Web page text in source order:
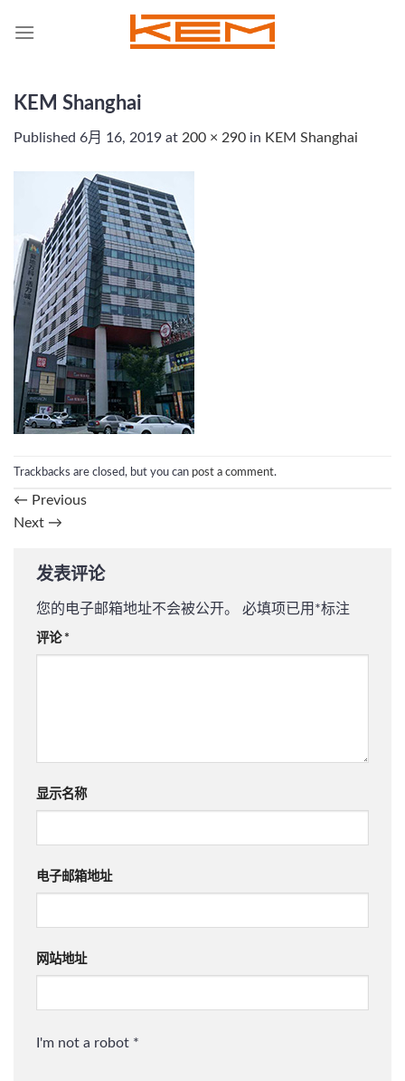
KEM Shanghai
Published 6月 16, 2019 at 200 × 290 in KEM Shanghai
Trackbacks are closed, but you can post a comment.
← Previous
Next →
发表评论
您的电子邮箱地址不会被公开。 必填项已用 *标注
评论 *
显示名称
电子邮箱地址
网站地址
I'm not a robot *